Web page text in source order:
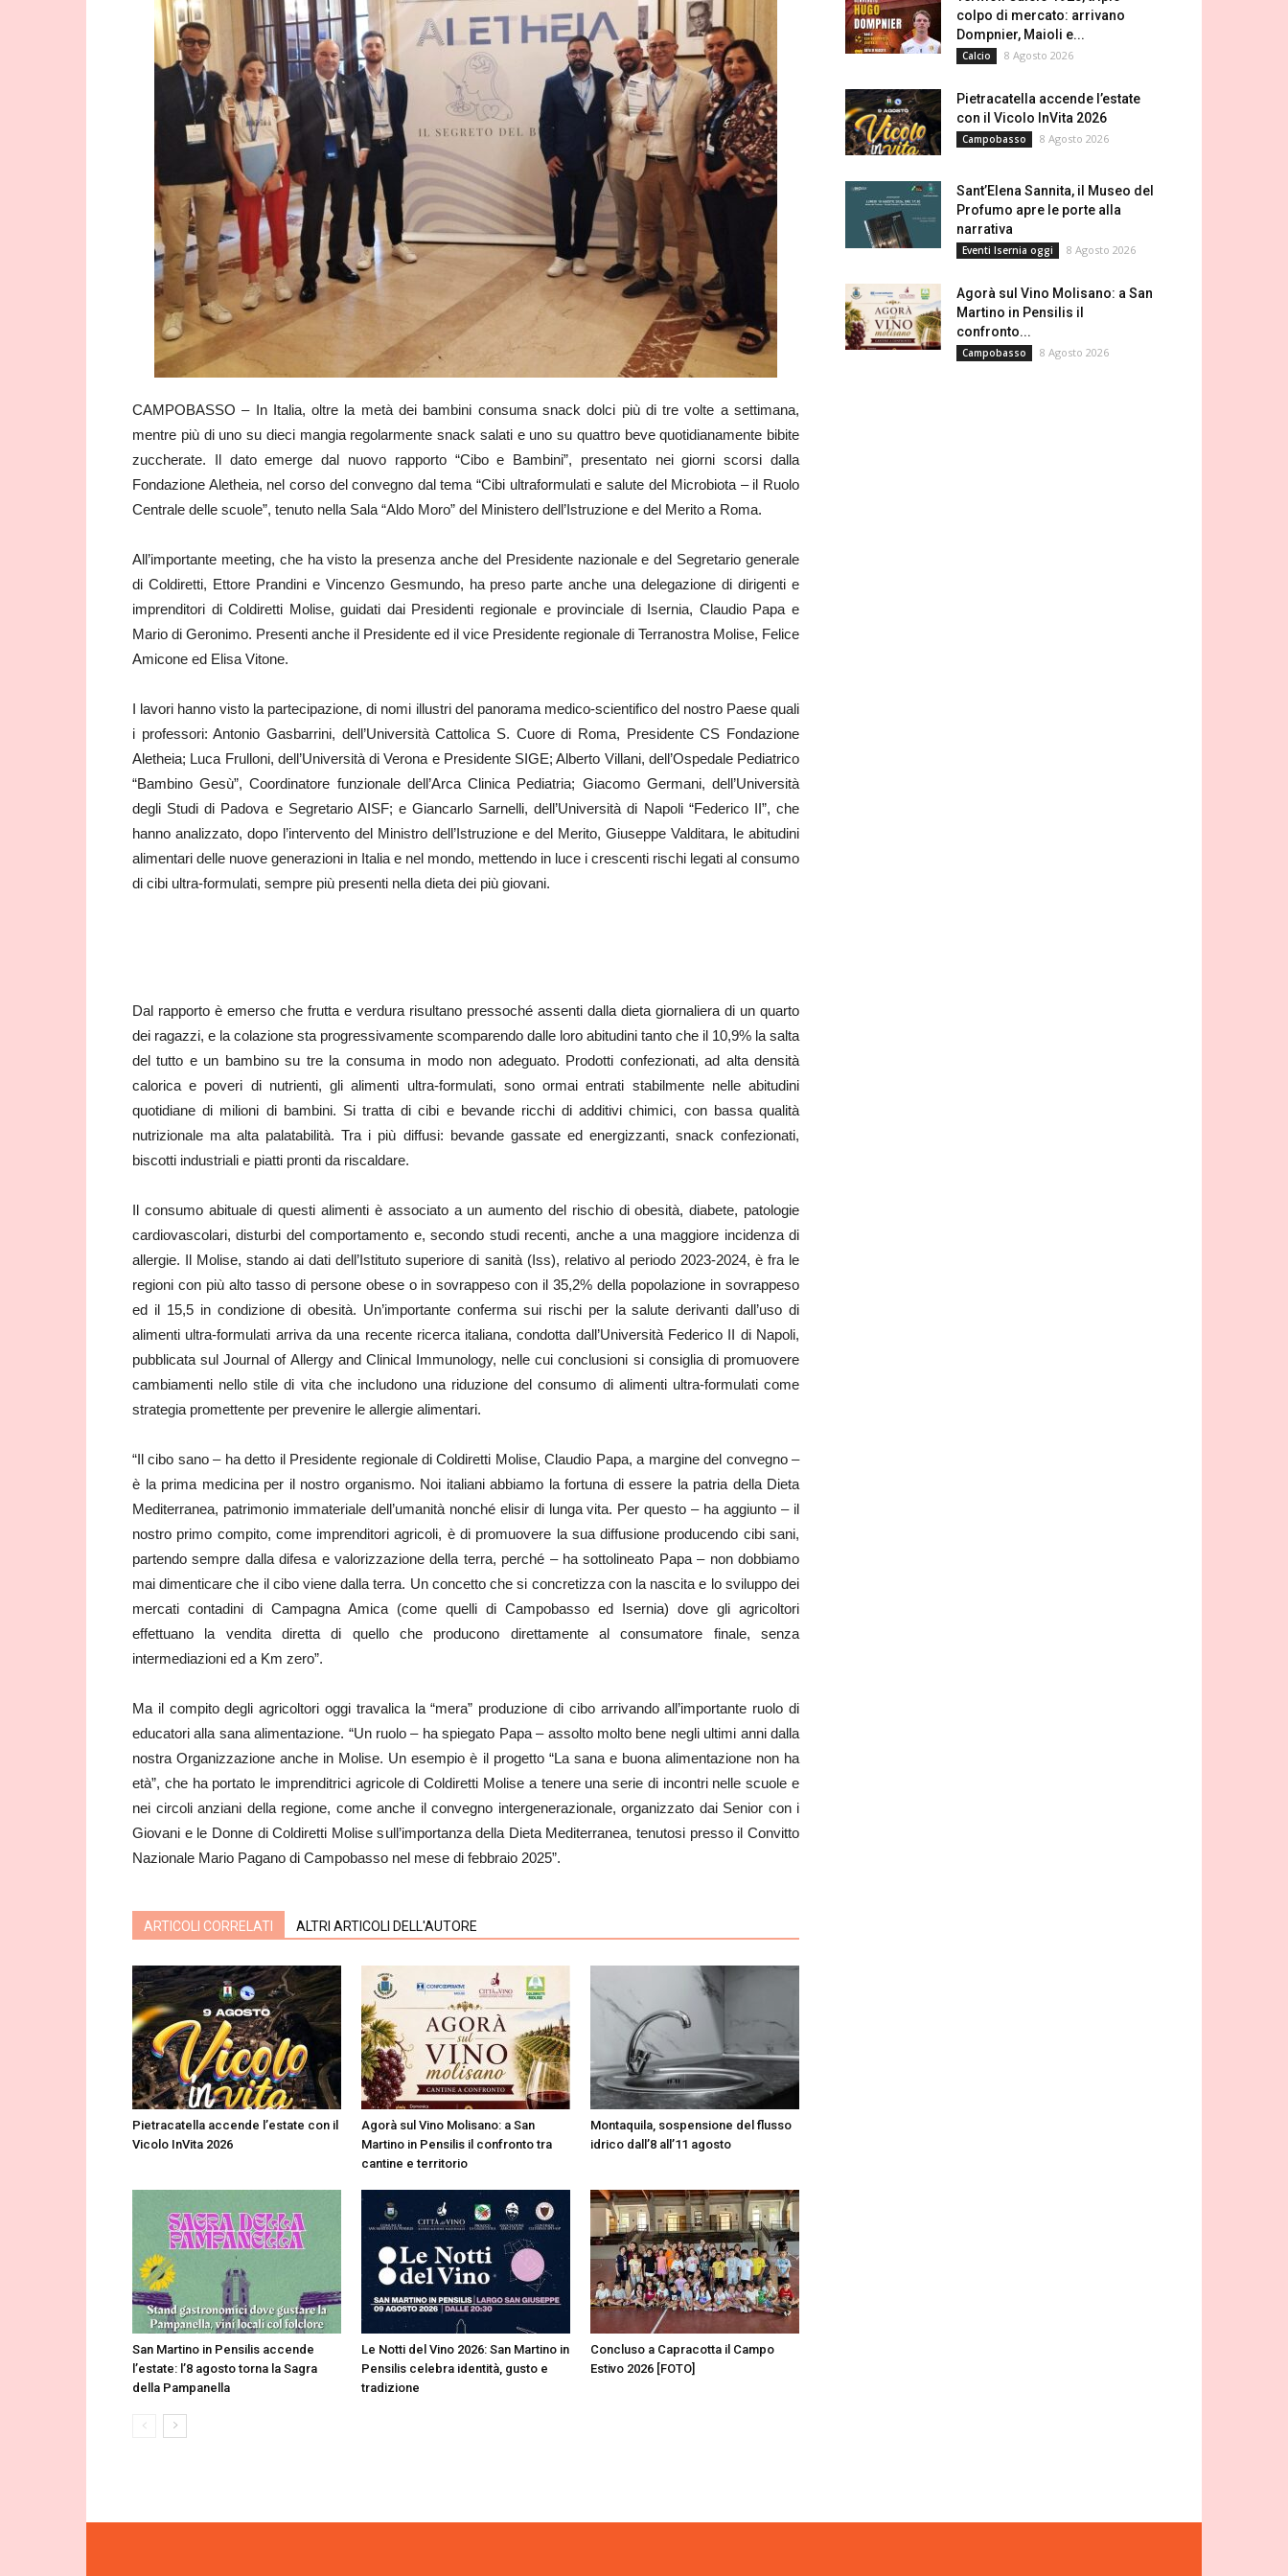
CAMPOBASSO – In Italia, oltre la metà dei bambini consuma snack dolci più di tre volte a settimana,
mentre più di uno su dieci mangia regolarmente snack salati e uno su quattro beve quotidianamente bibite
zuccherate. Il dato emerge dal nuovo rapporto “Cibo e Bambini”, presentato nei giorni scorsi dalla
Fondazione Aletheia, nel corso del convegno dal tema “Cibi ultraformulati e salute del Microbiota – il Ruolo
Centrale delle scuole”, tenuto nella Sala “Aldo Moro” del Ministero dell’Istruzione e del Merito a Roma.
All’importante meeting, che ha visto la presenza anche del Presidente nazionale e del Segretario generale
di Coldiretti, Ettore Prandini e Vincenzo Gesmundo, ha preso parte anche una delegazione di dirigenti e
imprenditori di Coldiretti Molise, guidati dai Presidenti regionale e provinciale di Isernia, Claudio Papa e
Mario di Geronimo. Presenti anche il Presidente ed il vice Presidente regionale di Terranostra Molise, Felice
Amicone ed Elisa Vitone.
I lavori hanno visto la partecipazione, di nomi illustri del panorama medico-scientifico del nostro Paese quali
i professori: Antonio Gasbarrini, dell’Università Cattolica S. Cuore di Roma, Presidente CS Fondazione
Aletheia; Luca Frulloni, dell’Università di Verona e Presidente SIGE; Alberto Villani, dell’Ospedale Pediatrico
“Bambino Gesù”, Coordinatore funzionale dell’Arca Clinica Pediatria; Giacomo Germani, dell’Università
degli Studi di Padova e Segretario AISF; e Giancarlo Sarnelli, dell’Università di Napoli “Federico II”, che
hanno analizzato, dopo l’intervento del Ministro dell’Istruzione e del Merito, Giuseppe Valditara, le abitudini
alimentari delle nuove generazioni in Italia e nel mondo, mettendo in luce i crescenti rischi legati al consumo
di cibi ultra-formulati, sempre più presenti nella dieta dei più giovani.
Dal rapporto è emerso che frutta e verdura risultano pressoché assenti dalla dieta giornaliera di un quarto
dei ragazzi, e la colazione sta progressivamente scomparendo dalle loro abitudini tanto che il 10,9% la salta
del tutto e un bambino su tre la consuma in modo non adeguato. Prodotti confezionati, ad alta densità
calorica e poveri di nutrienti, gli alimenti ultra-formulati, sono ormai entrati stabilmente nelle abitudini
quotidiane di milioni di bambini. Si tratta di cibi e bevande ricchi di additivi chimici, con bassa qualità
nutrizionale ma alta palatabilità. Tra i più diffusi: bevande gassate ed energizzanti, snack confezionati,
biscotti industriali e piatti pronti da riscaldare.
Il consumo abituale di questi alimenti è associato a un aumento del rischio di obesità, diabete, patologie
cardiovascolari, disturbi del comportamento e, secondo studi recenti, anche a una maggiore incidenza di
allergie. Il Molise, stando ai dati dell’Istituto superiore di sanità (Iss), relativo al periodo 2023-2024, è fra le
regioni con più alto tasso di persone obese o in sovrappeso con il 35,2% della popolazione in sovrappeso
ed il 15,5 in condizione di obesità. Un’importante conferma sui rischi per la salute derivanti dall’uso di
alimenti ultra-formulati arriva da una recente ricerca italiana, condotta dall’Università Federico II di Napoli,
pubblicata sul Journal of Allergy and Clinical Immunology, nelle cui conclusioni si consiglia di promuovere
cambiamenti nello stile di vita che includono una riduzione del consumo di alimenti ultra-formulati come
strategia promettente per prevenire le allergie alimentari.
“Il cibo sano – ha detto il Presidente regionale di Coldiretti Molise, Claudio Papa, a margine del convegno –
è la prima medicina per il nostro organismo. Noi italiani abbiamo la fortuna di essere la patria della Dieta
Mediterranea, patrimonio immateriale dell’umanità nonché elisir di lunga vita. Per questo – ha aggiunto – il
nostro primo compito, come imprenditori agricoli, è di promuovere la sua diffusione producendo cibi sani,
partendo sempre dalla difesa e valorizzazione della terra, perché – ha sottolineato Papa – non dobbiamo
mai dimenticare che il cibo viene dalla terra. Un concetto che si concretizza con la nascita e lo sviluppo dei
mercati contadini di Campagna Amica (come quelli di Campobasso ed Isernia) dove gli agricoltori
effettuano la vendita diretta di quello che producono direttamente al consumatore finale, senza
intermediazioni ed a Km zero”.
Ma il compito degli agricoltori oggi travalica la “mera” produzione di cibo arrivando all’importante ruolo di
educatori alla sana alimentazione. “Un ruolo – ha spiegato Papa – assolto molto bene negli ultimi anni dalla
nostra Organizzazione anche in Molise. Un esempio è il progetto “La sana e buona alimentazione non ha
età”, che ha portato le imprenditrici agricole di Coldiretti Molise a tenere una serie di incontri nelle scuole e
nei circoli anziani della regione, come anche il convegno intergenerazionale, organizzato dai Senior con i
Giovani e le Donne di Coldiretti Molise sull’importanza della Dieta Mediterranea, tenutosi presso il Convitto
Nazionale Mario Pagano di Campobasso nel mese di febbraio 2025”.
ARTICOLI CORRELATI ALTRI ARTICOLI DELL'AUTORE
Pietracatella accende l’estate con il
Vicolo InVita 2026
Agorà sul Vino Molisano: a San
Martino in Pensilis il confronto tra
cantine e territorio
Montaquila, sospensione del flusso
idrico dall’8 all’11 agosto
San Martino in Pensilis accende
l’estate: l’8 agosto torna la Sagra
della Pampanella
Le Notti del Vino 2026: San Martino in
Pensilis celebra identità, gusto e
tradizione
Concluso a Capracotta il Campo
Estivo 2026 [FOTO]
colpo di mercato: arrivano
Dompnier, Maioli e...
Calcio 8 Agosto 2026
Pietracatella accende l’estate
con il Vicolo InVita 2026
Campobasso 8 Agosto 2026
Sant’Elena Sannita, il Museo del
Profumo apre le porte alla
narrativa
Eventi Isernia oggi 8 Agosto 2026
Agorà sul Vino Molisano: a San
Martino in Pensilis il
confronto...
Campobasso 8 Agosto 2026